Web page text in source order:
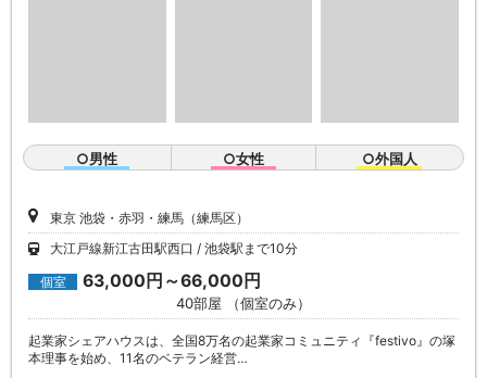
○男性 ○女性 ○外国人
東京 池袋・赤羽・練馬（練馬区）
大江戸線新江古田駅西口
池袋駅まで10分
個室 63,000円～66,000円
40部屋 （個室のみ）
起業家シェアハウスは、全国8万名の起業家コミュニティ『festivo』の塚
本理事を始め、11名のベテラン経営…